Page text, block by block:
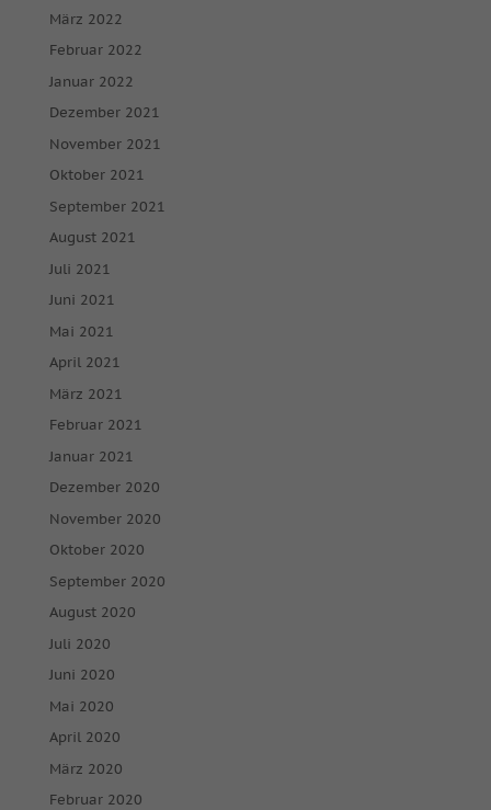
März 2022
Februar 2022
Januar 2022
Dezember 2021
November 2021
Oktober 2021
September 2021
August 2021
Juli 2021
Juni 2021
Mai 2021
April 2021
März 2021
Februar 2021
Januar 2021
Dezember 2020
November 2020
Oktober 2020
September 2020
August 2020
Juli 2020
Juni 2020
Mai 2020
April 2020
März 2020
Februar 2020